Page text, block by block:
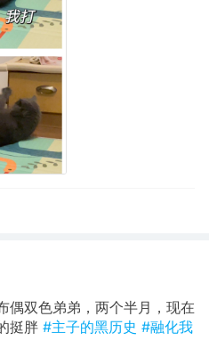
偶双色弟弟，两个半月，现在
挺胖 #主子的黑历史 #融化我